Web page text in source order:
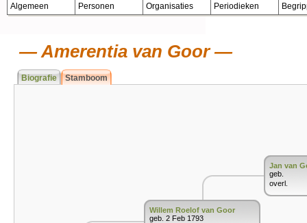
Algemeen Personen Organisaties Periodieken
Amerentia van Goor
Biografie Stamboom
Willem Roelof van Goor
geb. 2 Feb 1793
Jan van
geb.
overl.